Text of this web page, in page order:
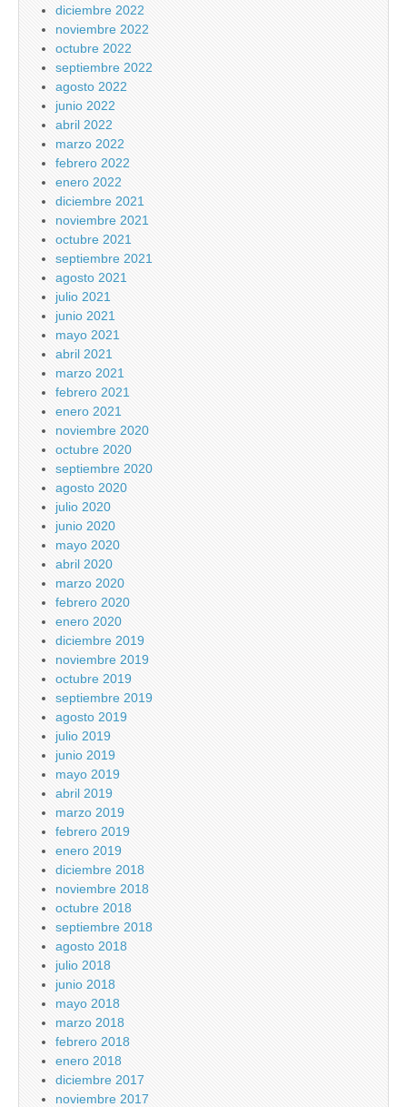
diciembre 2022
noviembre 2022
octubre 2022
septiembre 2022
agosto 2022
junio 2022
abril 2022
marzo 2022
febrero 2022
enero 2022
diciembre 2021
noviembre 2021
octubre 2021
septiembre 2021
agosto 2021
julio 2021
junio 2021
mayo 2021
abril 2021
marzo 2021
febrero 2021
enero 2021
noviembre 2020
octubre 2020
septiembre 2020
agosto 2020
julio 2020
junio 2020
mayo 2020
abril 2020
marzo 2020
febrero 2020
enero 2020
diciembre 2019
noviembre 2019
octubre 2019
septiembre 2019
agosto 2019
julio 2019
junio 2019
mayo 2019
abril 2019
marzo 2019
febrero 2019
enero 2019
diciembre 2018
noviembre 2018
octubre 2018
septiembre 2018
agosto 2018
julio 2018
junio 2018
mayo 2018
marzo 2018
febrero 2018
enero 2018
diciembre 2017
noviembre 2017